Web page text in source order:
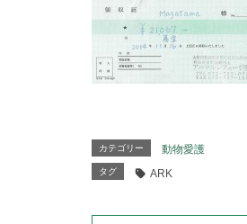
カテゴリー 動物愛護
タグ ARK